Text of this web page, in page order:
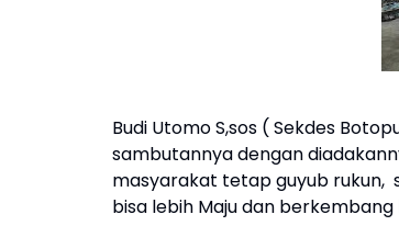
Budi Utomo S,sos ( Sekdes
sambutannya dengan
masyarakat tetap guyub rukun,
bisa lebih Maju dan